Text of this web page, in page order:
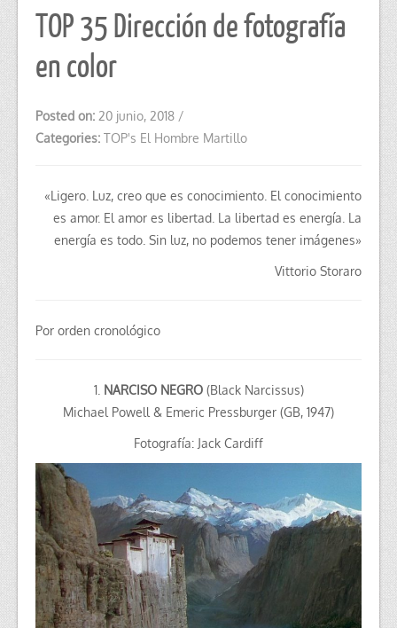
TOP 35 Dirección de fotografía
en color
Posted on: 20 junio, 2018 /
Categories: TOP's El Hombre Martillo
«Ligero. Luz, creo que es conocimiento. El conocimiento
es amor. El amor es libertad. La libertad es energía. La
energía es todo. Sin luz, no podemos tener imágenes»
Vittorio Storaro
Por orden cronológico
1. NARCISO NEGRO (Black Narcissus)
Michael Powell & Emeric Pressburger (GB, 1947)
Fotografía: Jack Cardiff